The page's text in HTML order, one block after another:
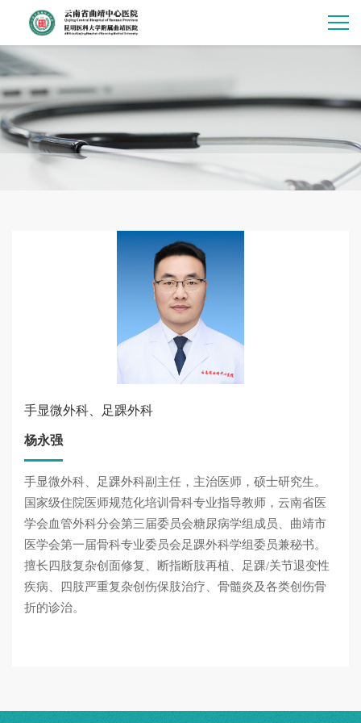
手显微外科、足踝外科
杨永强
手显微外科、足踝外科副主任，主治医师，硕士研究生。
国家级住院医师规范化培训骨科专业指导教师，云南省医
学会血管外科分会第三届委员会糖尿病学组成员、曲靖市
医学会第一届骨科专业委员会足踝外科学组委员兼秘书。
擅长四肢复杂创面修复、断指断肢再植、足踝/关节退变性
疾病、四肢严重复杂创伤保肢治疗、骨髓炎及各类创伤骨
折的诊治。